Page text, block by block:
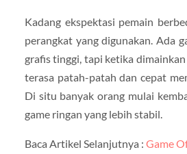
Kadang ekspektasi pemain
perangkat yang digunakan. Ada
grafis tinggi, tapi ketika
terasa patah-patah dan cepat
Di situ banyak orang mulai
game ringan yang lebih stabil.
Baca Artikel Selanjutnya : Game